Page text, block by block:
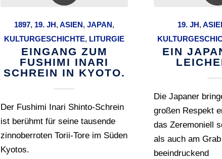
1897, 19. JH,ASIEN,JAPAN,
KULTURGESCHICHTE, LITURGIE
EINGANG ZUM
FUSHIMI INARI
SCHREIN IN KYOTO.
Der Fushimi Inari Shinto-Schrein
ist berühmt für seine tausende
zinnoberroten Torii-Tore im Süden
Kyotos.
19. JH,
EIN
Die Japaner
großen Respekt
das Zeremoniell
als auch am
beeindruckend